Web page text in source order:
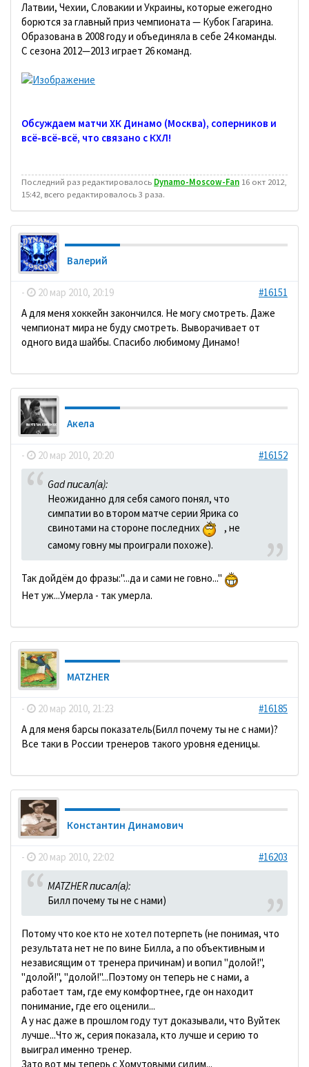
Латвии, Чехии, Словакии и Украины, которые ежегодно
борются за главный приз чемпионата — Кубок Гагарина.
Образована в 2008 году и объединяла в себе 24 команды.
С сезона 2012—2013 играет 26 команд.
Обсуждаем матчи ХК Динамо (Москва), соперников и
всё-всё-всё, что связано с КХЛ!
Последний раз редактировалось Dynamo-Moscow-Fan 16 окт 2012,
15:42, всего редактировалось 3 раза.
Валерий
- 20 мар 2010, 20:19
#16151
А для меня хоккейн закончился. Не могу смотреть. Даже
чемпионат мира не буду смотреть. Выворачивает от
одного вида шайбы. Спасибо любимому Динамо!
Акела
- 20 мар 2010, 20:20 #16152
Gad писал(а):
Неожиданно для себя самого понял, что
симпатии во втором матче серии Ярика со
свинотами на стороне последних
, не
самому говну мы проиграли похоже).
Так дойдём до фразы:"...да и сами не говно..."
Нет уж...Умерла - так умерла.
MATZHER
- 20 мар 2010, 21:23
#16185
А для меня барсы показатель(Билл почему ты не с нами)?
Все таки в России тренеров такого уровня еденицы.
Константин Динамович
- 20 мар 2010, 22:02 #16203
MATZHER писал(а):
Билл почему ты не с нами)
Потому что кое кто не хотел потерпеть (не понимая, что
результата нет не по вине Билла, а по объективным и
независящим от тренера причинам) и вопил "долой!",
"долой!", "долой!"...Поэтому он теперь не с нами, а
работает там, где ему комфортнее, где он находит
понимание, где его оценили...
А у нас даже в прошлом году тут доказывали, что Вуйтек
лучше...Что ж, серия показала, кто лучше и серию то
выиграл именно тренер.
Зато вот мы теперь с Хомутовыми сидим...